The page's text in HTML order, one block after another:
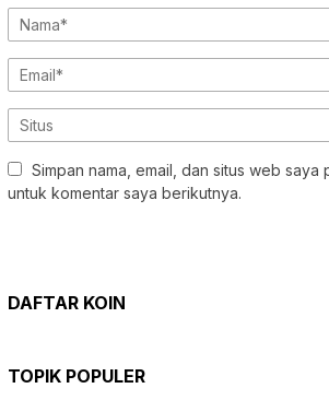
Simpan nama, email, dan situs web saya
untuk komentar saya berikutnya.
DAFTAR KOIN
TOPIK POPULER